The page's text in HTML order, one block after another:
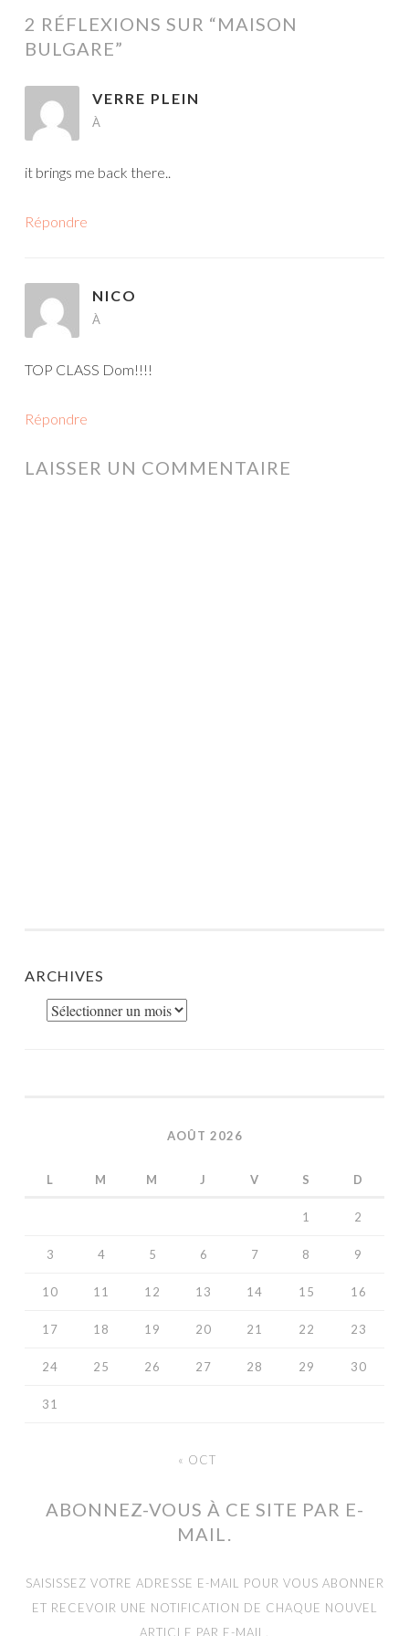
ARTICLES
2 RÉFLEXIONS SUR “MAISON
BULGARE”
VERRE PLEIN
À
it brings me back there..
Répondre
NICO
À
TOP CLASS Dom!!!!
Répondre
LAISSER UN COMMENTAIRE
ARCHIVES
Archives
AOÛT 2026
L M M J V S D
1 2
3 4 5 6 7 8 9
10 11 12 13 14 15 16
17 18 19 20 21 22 23
24 25 26 27 28 29 30
31
« OCT
ABONNEZ-VOUS À CE SITE PAR E-
MAIL.
SAISISSEZ VOTRE ADRESSE E-MAIL POUR VOUS ABONNER
ET RECEVOIR UNE NOTIFICATION DE CHAQUE NOUVEL
ARTICLE PAR E-MAIL.